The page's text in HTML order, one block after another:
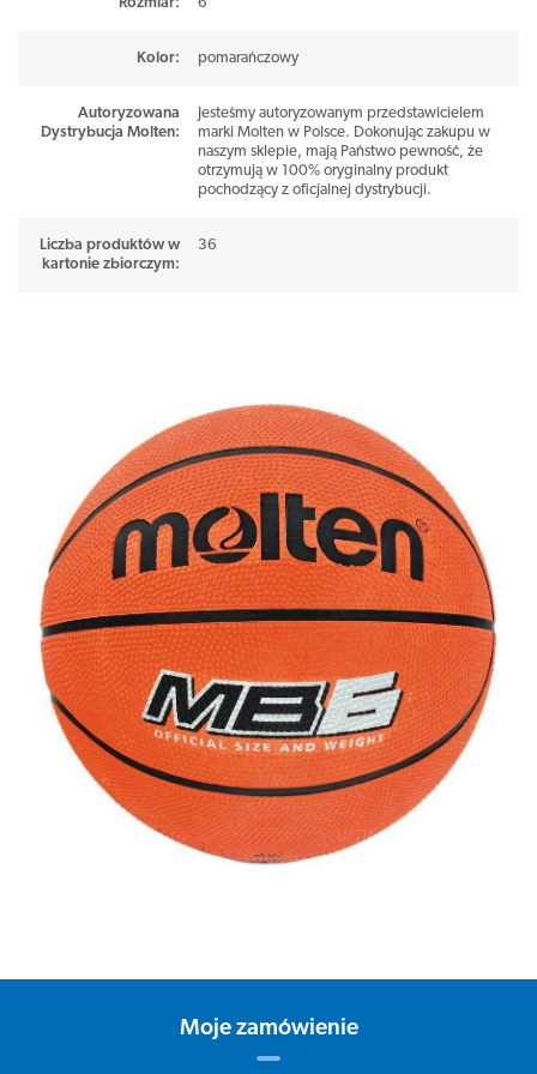
guma
Przeznaczenie:indoor / outdoor
Kolor: pomarańczowy
Autoryzowana
Dystrybucja Molten:
Jesteśmy autoryzowanym przedstawicielem
marki Molten w Polsce. Dokonując zakupu w
naszym sklepie, mają Państwo pewność, że
otrzymują w 100% oryginalny produkt
pochodzący z oficjalnej dystrybucji.
Liczba produktów w
kartonie zbiorczym:
36
Moje zamówienie